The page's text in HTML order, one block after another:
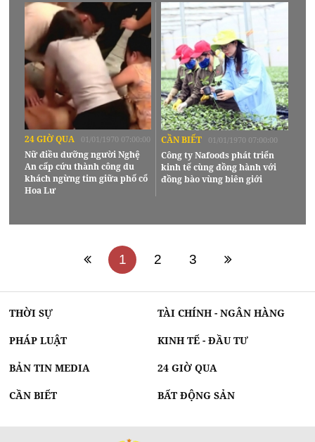
24 GIỜ QUA 01/01/1970 07:00:00
Nữ điều dưỡng người Nghệ
An cấp cứu thành công du
khách ngừng tim giữa phố cổ
Hoa Lư
CẦN BIẾT 01/01/1970 07:00:00
Công ty Nafoods phát triển
kinh tế cùng đồng hành với
đồng bào vùng biên giới
1 2 3
THỜI SỰ TÀI CHÍNH - NGÂN HÀNG
PHÁP LUẬT KINH TẾ - ĐẦU TƯ
BẢN TIN MEDIA 24 GIỜ QUA
CẦN BIẾT BẤT ĐỘNG SẢN